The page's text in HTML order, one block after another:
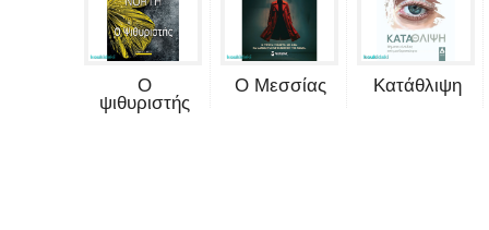
Ο
ψιθυριστής
Ο Μεσσίας Κατάθλιψη